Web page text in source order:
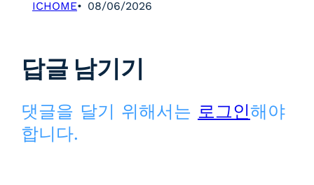
ICHOME 08/06/2026
답글 남기기
댓글을 달기 위해서는 로그인해야
합니다.